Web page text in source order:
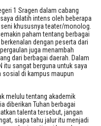
1 Sragen dalam cabang
dilatih intens oleh beberapa
khususnya teater/monolog.
paham tentang berbagai
dengan peserta dari
juga menambah
dari berbagai daerah. Dalam
itu sangat berguna untuk saya
sosial di kampus maupun
melulu tentang akademik
diberikan Tuhan berbagai
talenta tersebut, jangan
siapa tahu jalur itu menjadi